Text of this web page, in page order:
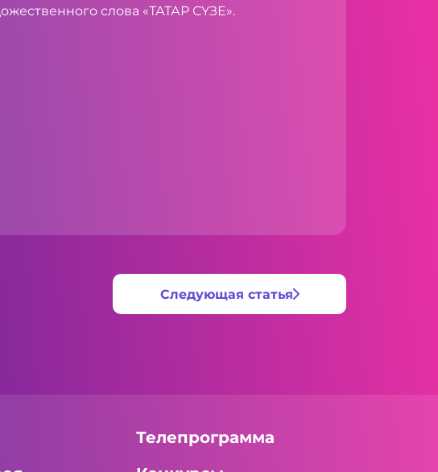
слова «ТАТАР СҮЗЕ».
Следующая статья
Телепрограмма